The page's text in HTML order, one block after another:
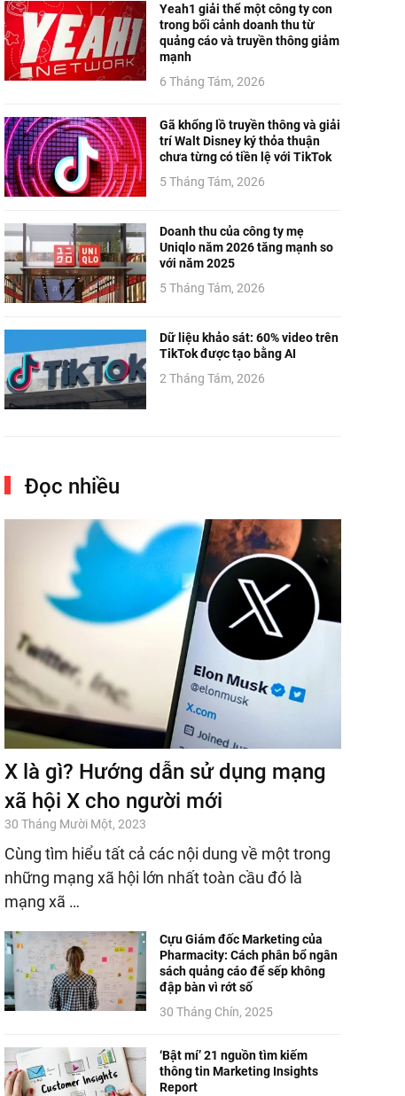
Yeah1 giải thể một công ty con
trong bối cảnh doanh thu từ
quảng cáo và truyền thông giảm
mạnh
6 Tháng Tám, 2026
Gã khổng lồ truyền thông và giải
trí Walt Disney ký thỏa thuận
chưa từng có tiền lệ với TikTok
5 Tháng Tám, 2026
Doanh thu của công ty mẹ
Uniqlo năm 2026 tăng mạnh so
với năm 2025
5 Tháng Tám, 2026
Dữ liệu khảo sát: 60% video trên
TikTok được tạo bằng AI
2 Tháng Tám, 2026
Đọc nhiều
X là gì? Hướng dẫn sử dụng mạng
xã hội X cho người mới
30 Tháng Mười Một, 2023
Cùng tìm hiểu tất cả các nội dung về một trong
những mạng xã hội lớn nhất toàn cầu đó là
mạng xã …
Cựu Giám đốc Marketing của
Pharmacity: Cách phân bổ ngân
sách quảng cáo để sếp không
đập bàn vì rớt số
30 Tháng Chín, 2025
‘Bật mí’ 21 nguồn tìm kiếm
thông tin Marketing Insights
Report